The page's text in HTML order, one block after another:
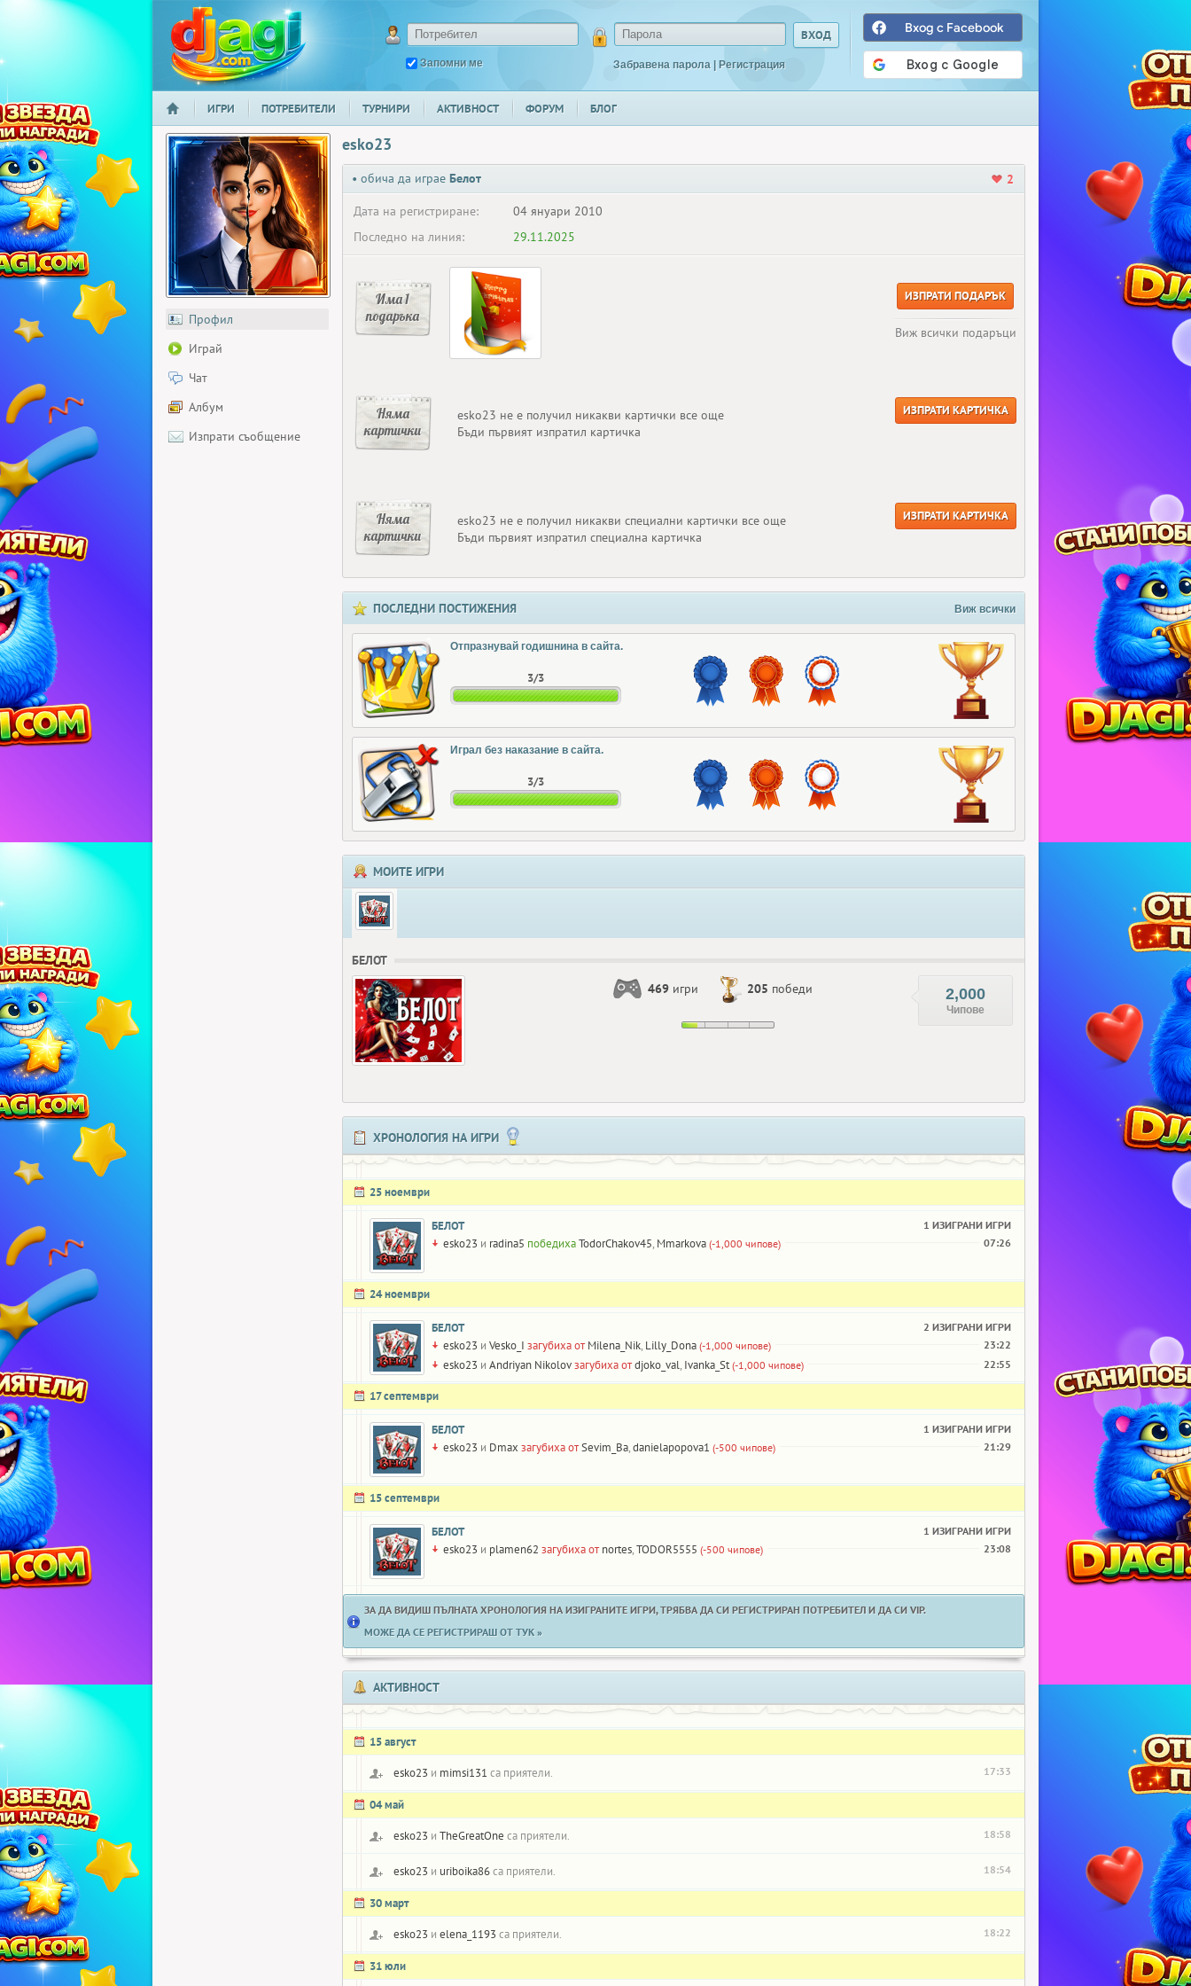
djagi.com
Запомни ме Забравена парола | Регистрация
Вход с Facebook
НАЧАЛО
ИГРИ ПОТРЕБИТЕЛИ ТУРНИРИ АКТИВНОСТ ФОРУМ БЛОГ
Профил
Играй
Чат
Албум
Изпрати съобщение
esko23
• обича да играе Белот
2
Дата на регистриране:
04 януари 2010
Последно на линия:
29.11.2025
Има 1
подаръка
ИЗПРАТИ ПОДАРЪК
Виж всички подаръци
Няма
картички
esko23 не е получил никакви картички все още
Бъди първият изпратил картичка
ИЗПРАТИ КАРТИЧКА
Няма
картички
esko23 не е получил никакви специални картички все още
Бъди първият изпратил специална картичка
ИЗПРАТИ КАРТИЧКА
ПОСЛЕДНИ ПОСТИЖЕНИЯ Виж всички
Отпразнувай годишнина в сайта.
3/3
Играл без наказание в сайта.
3/3
МОИТЕ ИГРИ
БЕЛОТ
469 игри 205 победи 2,000
Чипове
ХРОНОЛОГИЯ НА ИГРИ
25 ноември
БЕЛОТ 1 ИЗИГРАНИ ИГРИ
esko23 и radina5 победихаTodorChakov45, Mmarkova (-1,000 чипове) 07:26
24 ноември
БЕЛОТ 2 ИЗИГРАНИ ИГРИ
esko23 и Vesko_I загубиха от Milena_Nik, Lilly_Dona (-1,000 чипове) 23:22
esko23 и Andriyan Nikolovзагубиха отdjoko_val, Ivanka_St (-1,000 чипове) 22:55
17 септември
БЕЛОТ 1 ИЗИГРАНИ ИГРИ
esko23 и Dmax загубиха отSevim_Ba,danielapopova1 (-500 чипове) 21:29
15 септември
БЕЛОТ 1 ИЗИГРАНИ ИГРИ
esko23 и plamen62 загубиха от nortes,TODOR5555 (-500 чипове) 23:08
ЗА ДА ВИДИШ ПЪЛНАТА ХРОНОЛОГИЯ НА ИЗИГРАНИТЕ ИГРИ, ТРЯБВА ДА СИ РЕГИСТРИРАН ПОТРЕБИТЕЛ И ДА СИ VIP.
МОЖЕ ДА СЕ РЕГИСТРИРАШ ОТ ТУК »
АКТИВНОСТ
15 август
esko23 и mimsi131 са приятели. 17:33
04 май
esko23 и TheGreatOne са приятели. 18:58
esko23 и uriboika86са приятели. 18:54
30 март
esko23 и elena_1193 са приятели. 18:22
31 юли